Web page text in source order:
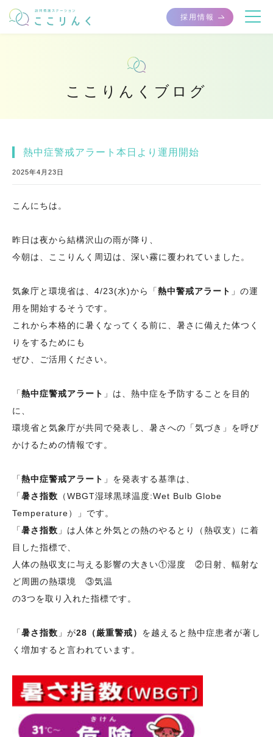
採用情報
ここりんくブログ
熱中症警戒アラート本日より運用開始
2025年4月23日
こんにちは。
昨日は夜から結構沢山の雨が降り、
今朝は、ここりんく周辺は、深い霧に覆われていました。
気象庁と環境省は、4/23(水)から「熱中警戒アラート 」の運
用を開始するそうです。
これから本格的に暑くなってくる前に、暑さに備えた体つく
りをするためにも
ぜひ、ご活用ください。
「熱中症警戒アラート 」は、熱中症を予防することを目的
に、
環境省と気象庁が共同で発表し、暑さへの「気づき」を呼び
かけるための情報です。
「熱中症警戒アラート 」を発表する基準は、
「暑さ指数 （WBGT湿球黒球温度:Wet Bulb Globe
Temperature）」です。
「暑さ指数 」は人体と外気との熱のやるとり（熱収支）に着
目した指標で、
人体の熱収支に与える影響の大きい①湿度 ②日射、輻射な
ど周囲の熱環境 ③気温
の3つを取り入れた指標です。
「暑さ指数 」が28（厳重警戒） を越えると熱中症患者が著し
く増加すると言われています。